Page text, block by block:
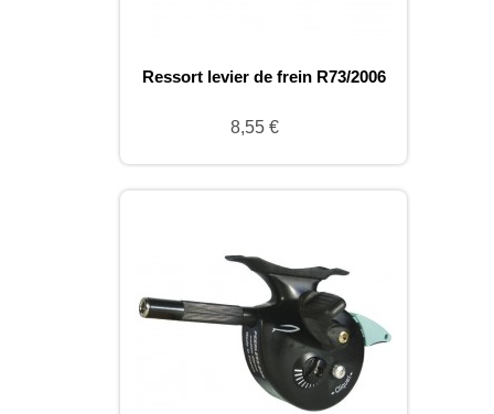
Ressort levier de frein R73/2006
8,55 €